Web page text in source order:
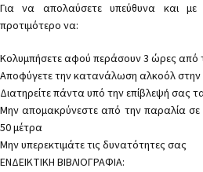
Για να απολαύσετε υπεύθυνα και με
προτιμότερο να:
Κολυμπήσετε αφού περάσουν 3 ώρες από
Αποφύγετε την κατανάλωση αλκοόλ
Διατηρείτε πάντα υπό την επίβλεψή σας
Μην απομακρύνεστε από την παραλία
50 μέτρα
Μην υπερεκτιμάτε τις δυνατότητες σας
ΕΝΔΕΙΚΤΙΚΗ ΒΙΒΛΙΟΓΡΑΦΙΑ: